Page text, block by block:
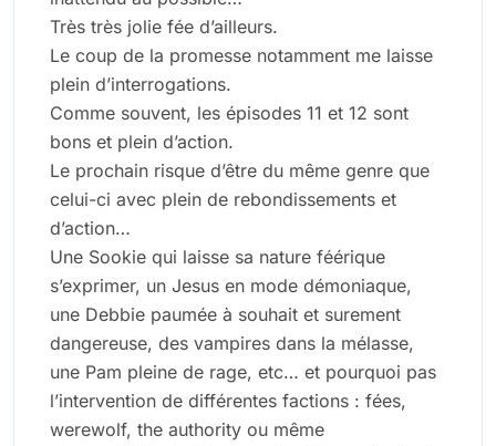
Très très jolie fée d’ailleurs.
Le coup de la promesse notamment me laisse
plein d’interrogations.
Comme souvent, les épisodes 11 et 12 sont
bons et plein d’action.
Le prochain risque d’être du même genre que
celui-ci avec plein de rebondissements et
d’action…
Une Sookie qui laisse sa nature féérique
s’exprimer, un Jesus en mode démoniaque,
une Debbie paumée à souhait et surement
dangereuse, des vampires dans la mélasse,
une Pam pleine de rage, etc… et pourquoi pas
l’intervention de différentes factions : fées,
werewolf, the authority ou même